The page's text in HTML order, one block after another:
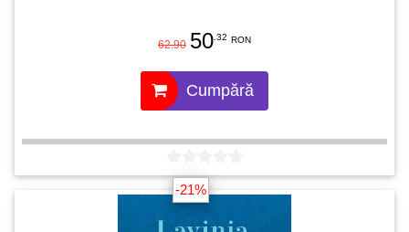
62.90 50 .32 RON
Cumpără
-21%